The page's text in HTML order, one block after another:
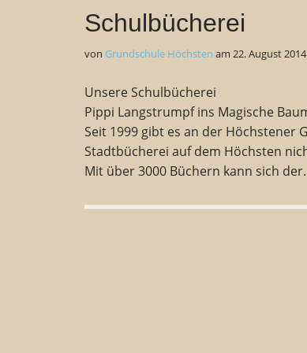
Schulbücherei
von Grundschule Höchsten am 22. August 2014
Unsere
Pippi Langstrumpf ins Magische
Seit 1999 gibt es an der Höchstener
Stadtbücherei auf dem Höchsten
Mit über 3000 Büchern kann sich